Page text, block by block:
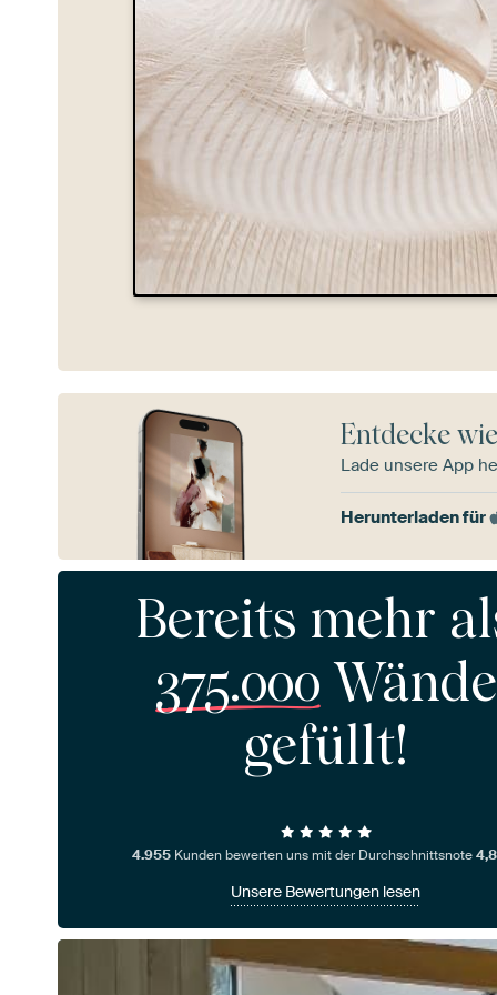
Entdecke
Lade unsere App
Herunterladen für
Bereits mehr
375.000 Wände
gefüllt!
4.955 Kunden bewerten uns mit der Durchschnittsnote
Unsere Bewertungen lesen